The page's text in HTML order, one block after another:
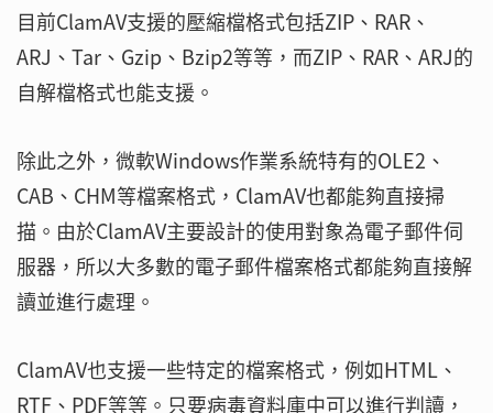
目前ClamAV支援的壓縮檔格式包括ZIP、RAR、
ARJ、Tar、Gzip、Bzip2等等，而ZIP、RAR、ARJ的
自解檔格式也能支援。
除此之外，微軟Windows作業系統特有的OLE2、
CAB、CHM等檔案格式，ClamAV也都能夠直接掃
描。由於ClamAV主要設計的使用對象為電子郵件伺
服器，所以大多數的電子郵件檔案格式都能夠直接解
讀並進行處理。
ClamAV也支援一些特定的檔案格式，例如HTML、
RTF、PDF等等。只要病毒資料庫中可以進行判讀，